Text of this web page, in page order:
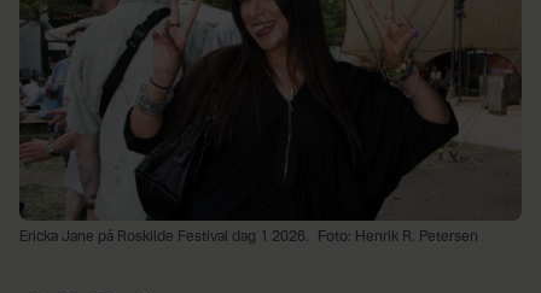
Ericka Jane på Roskilde Festival dag 1 2026. Foto: Henrik R. Petersen